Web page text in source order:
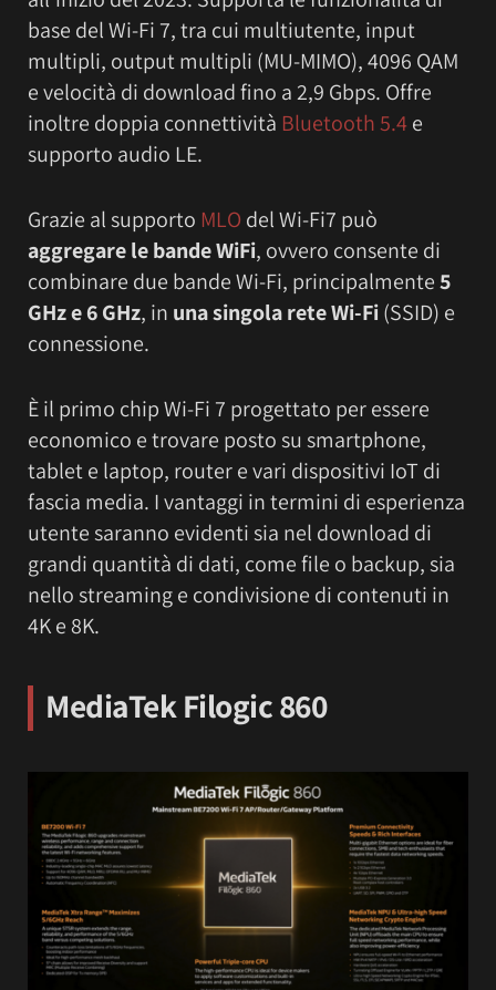
base del Wi-Fi 7, tra cui multiutente, input
multipli, output multipli (MU-MIMO), 4096 QAM
e velocità di download fino a 2,9 Gbps. Offre
inoltre doppia connettività Bluetooth 5.4e
supporto audio LE.
Grazie al supporto MLO del Wi-Fi7 può
aggregare le bande WiFi, ovvero consente di
combinare due bande Wi-Fi, principalmente5
GHz e 6 GHz, in una singola rete Wi-Fi(SSID) e
connessione.
È il primo chip Wi-Fi 7 progettato per essere
economico e trovare posto su smartphone,
tablet e laptop, router e vari dispositivi IoT di
fascia media. I vantaggi in termini di esperienza
utente saranno evidenti sia nel download di
grandi quantità di dati, come file o backup, sia
nello streaming e condivisione di contenuti in
4K e 8K.
MediaTek Filogic 860